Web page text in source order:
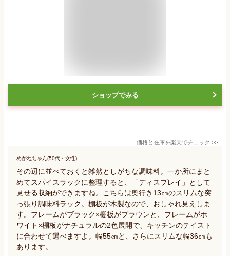
ショップでみる
価格と在庫を楽天でチェック >>
めがねちゃん(50代・女性)
その辺に並べておくと雑然としがちな調味料。一か所にまと
めてスパイスラックに整理すると、「ディスプレイ」として
見せる収納ができますね。こちらは奥行き13㎝のスリムな突
っ張り調味料ラック。棚板が木製なので、おしゃれ見えしま
す。フレームがブラック×棚板がブラウンと、フレームがホ
ワイト×棚板がナチュラルの2色展開で、キッチンのテイスト
に合わせて選べますよ。幅55㎝と、さらにスリムな幅36㎝も
あります。